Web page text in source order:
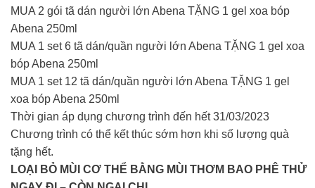
MUA 2 gói tã dán người lớn Abena TẶNG 1 gel xoa bóp
Abena 250ml
MUA 1 set 6 tã dán/quần người lớn Abena TẶNG 1 gel xoa
bóp Abena 250ml
MUA 1 set 12 tã dán/quần người lớn Abena TẶNG 1 gel
xoa bóp Abena 250ml
Thời gian áp dụng chương trình đến hết 31/03/2023
Chương trình có thể kết thúc sớm hơn khi số lượng quà
tặng hết.
LOẠI BỎ MÙI CƠ THỂ BẰNG MÙI THƠM BAO PHÊ THỬ